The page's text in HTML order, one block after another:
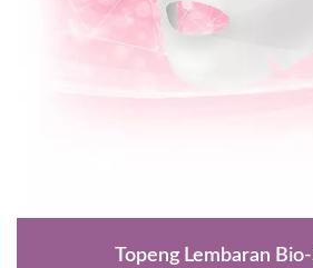
Topeng Lembaran